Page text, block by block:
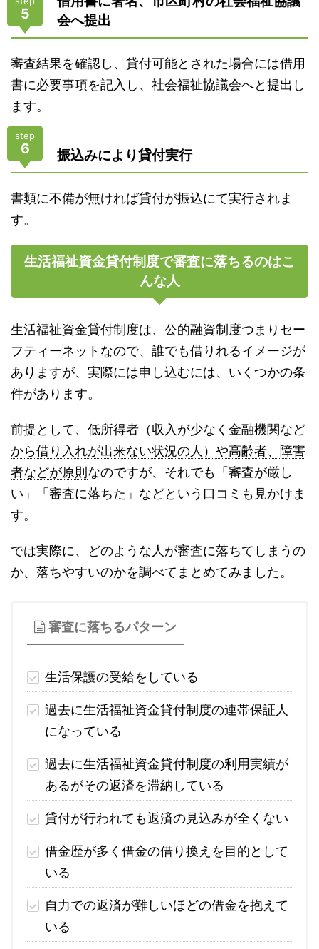
5
会へ提出
審査結果を確認し、貸付可能とされた場合には借用
書に必要事項を記入し、社会福祉協議会へと提出し
ます。
step
6 振込みにより貸付実行
書類に不備が無ければ貸付が振込にて実行されま
す。
生活福祉資金貸付制度で審査に落ちるのはこ
んな人
生活福祉資金貸付制度は、公的融資制度つまりセー
フティーネットなので、誰でも借りれるイメージが
ありますが、実際には申し込むには、いくつかの条
件があります。
前提として、 低所得者（収入が少なく金融機関など
から借り入れが出来ない状況の人）や高齢者、障害
者などが原則 なのですが、それでも「審査が厳し
い」「審査に落ちた」などという口コミも見かけま
す。
では実際に、どのような人が審査に落ちてしまうの
か、落ちやすいのかを調べてまとめてみました。
審査に落ちるパターン
生活保護の受給をしている
過去に生活福祉資金貸付制度の連帯保証人
になっている
過去に生活福祉資金貸付制度の利用実績が
あるがその返済を滞納している
貸付が行われても返済の見込みが全くない
借金歴が多く借金の借り換えを目的として
いる
自力での返済が難しいほどの借金を抱えて
いる